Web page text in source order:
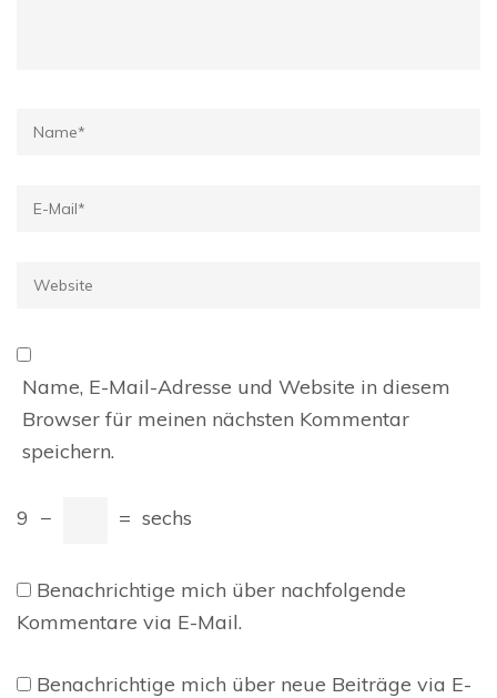
Name*
E-
Website
Name, E-Mail-Adresse und Website in diesem
Browser für meinen nächsten Kommentar
speichern.
9 − = sechs
Benachrichtige mich über nachfolgende
Kommentare via E-Mail.
Benachrichtige mich über neue Beiträge via E-